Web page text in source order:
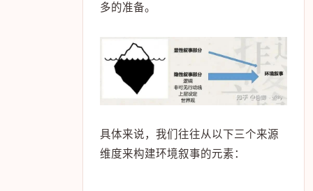
多的准备。
具体来说，我们往往从以下三个来源
维度来构建环境叙事的元素：